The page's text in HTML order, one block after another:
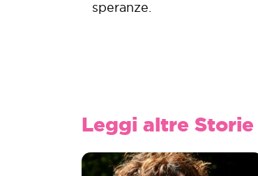
speranze.
Leggi altre Storie